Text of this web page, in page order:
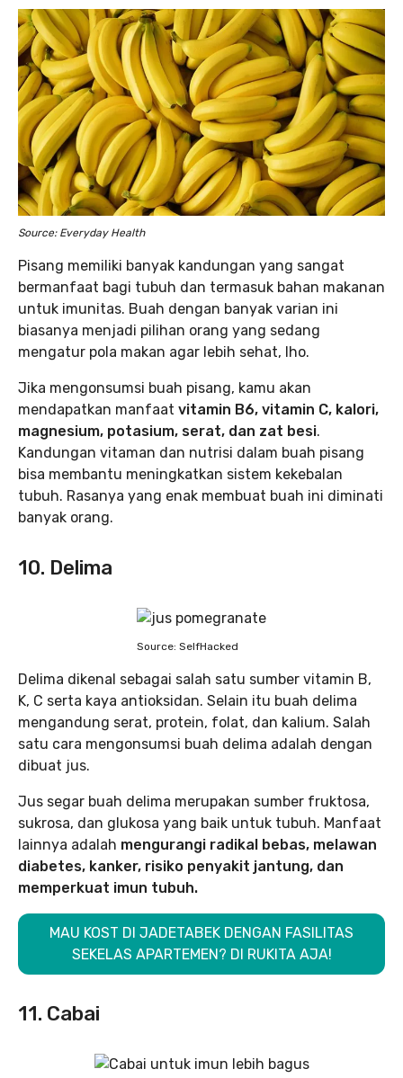
Source: Everyday Health
Pisang memiliki banyak kandungan yang sangat
bermanfaat bagi tubuh dan termasuk bahan makanan
untuk imunitas. Buah dengan banyak varian ini
biasanya menjadi pilihan orang yang sedang
mengatur pola makan agar lebih sehat, lho.
Jika mengonsumsi buah pisang, kamu akan
mendapatkan manfaat vitamin B6, vitamin C, kalori,
magnesium, potasium, serat, dan zat besi.
Kandungan vitaman dan nutrisi dalam buah pisang
bisa membantu meningkatkan sistem kekebalan
tubuh. Rasanya yang enak membuat buah ini diminati
banyak orang.
10. Delima
Source: SelfHacked
Delima dikenal sebagai salah satu sumber vitamin B,
K, C serta kaya antioksidan. Selain itu buah delima
mengandung serat, protein, folat, dan kalium. Salah
satu cara mengonsumsi buah delima adalah dengan
dibuat jus.
Jus segar buah delima merupakan sumber fruktosa,
sukrosa, dan glukosa yang baik untuk tubuh. Manfaat
lainnya adalah mengurangi radikal bebas, melawan
diabetes, kanker, risiko penyakit jantung, dan
memperkuat imun tubuh.
MAU KOST DI JADETABEK DENGAN FASILITAS
SEKELAS APARTEMEN? DI RUKITA AJA!
11. Cabai